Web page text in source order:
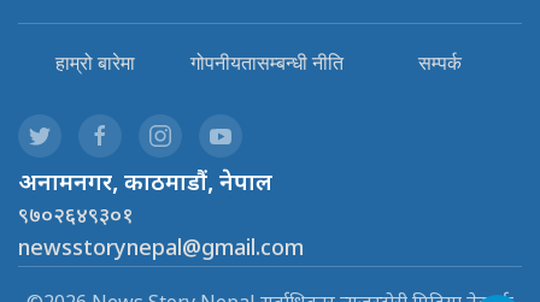
हाम्रो बारेमा गोपनीयतासम्बन्धी नीति सम्पर्क
अनामनगर, काठमाडौं, नेपाल
९७०२६४९३०१
newsstorynepal@gmail.com